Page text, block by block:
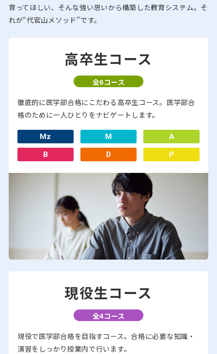
育ってほしい、そんな強い思いから構築した教育システム。そ
れが“代官山メソッド”です。
高卒生コース
全6コース
徹底的に医学部合格にこだわる高卒生コース。医学部合
格のために一人ひとりをナビゲートします。
Mz M A
B D P
現役生コース
全4コース
現役で医学部合格を目指すコース。合格に必要な知識・
演習をしっかり授業内で行います。